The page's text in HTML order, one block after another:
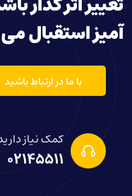
آمیز استقبال
با ما در ارتباط باشید
کمک نیاز
02145511